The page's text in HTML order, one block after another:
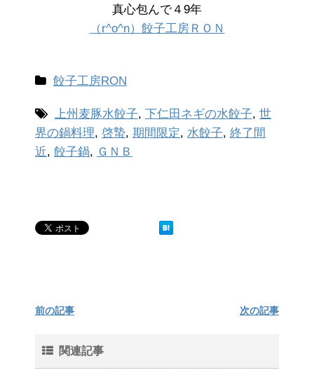
真心包んで４9年
（r^o^n）餃子工房ＲＯＮ
餃子工房RON
上州麦豚水餃子, 下仁田ネギの水餃子, 世
界の鍋料理, 啓蟄, 期間限定, 水餃子, 終了間
近, 餃子鍋, ＧＮＢ
前の記事 次の記事
関連記事